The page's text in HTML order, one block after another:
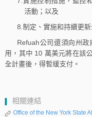
活動；以及
8.制定、實施和持續更
Refuah公司還須向州
用，其中 10 萬美元將在該
全計畫後，得暫緩支付。
相關連結
Office of the New York State